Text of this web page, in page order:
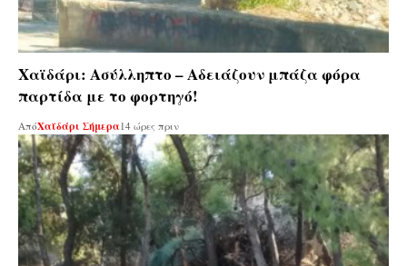
Χαϊδάρι: Ασύλληπτο – Αδειάζουν μπάζα φόρα
παρτίδα με το φορτηγό!
ΑπόΧαϊδάρι Σήμερα 14 ώρες πριν